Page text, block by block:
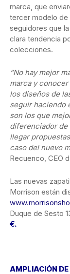
marca, que
tercer modelo de
seguidores que
clara tendencia
colecciones.
“No hay mejor
marca y
los diseños de
seguir haciendo
son los que
diferenciador de
llegar
caso del nuevo
Recuenco, CEO
Las nuevas
Morrison están
Duque de Sesto
€.
AMPLIACIÓN